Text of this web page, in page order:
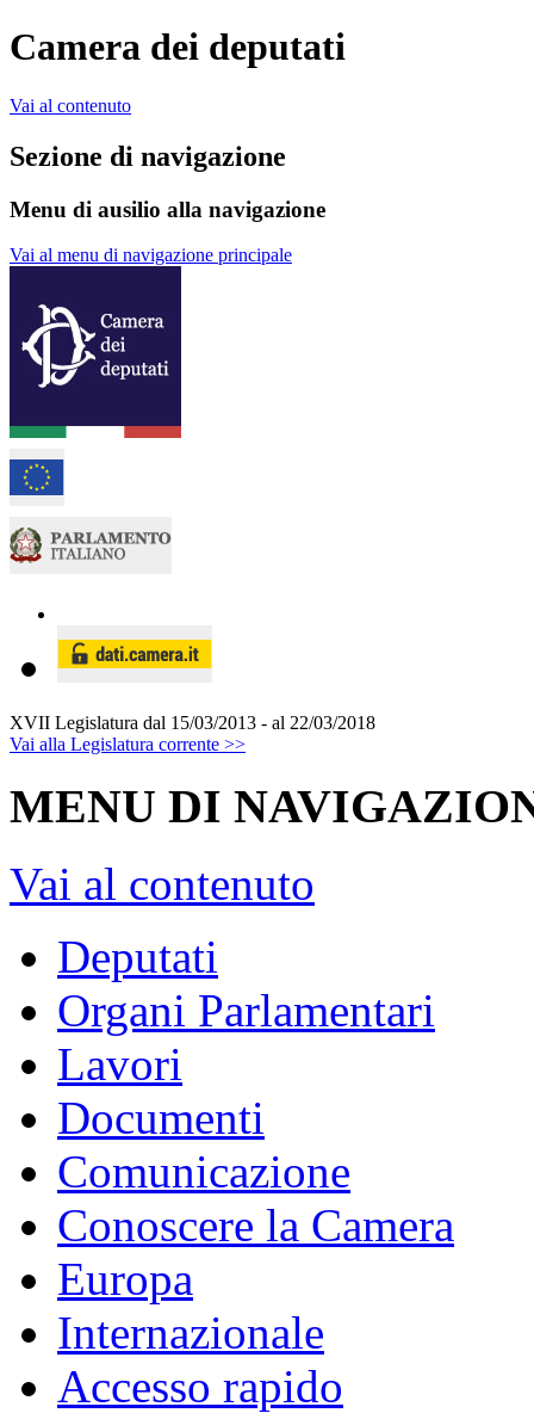
Camera dei deputati
Vai al contenuto
Sezione di navigazione
Menu di ausilio alla navigazione
Vai al menu di navigazione principale
XVII Legislatura dal 15/03/2013 - al 22/03/2018
Vai alla Legislatura corrente >>
MENU DI
Vai al contenuto
Deputati
Organi Parlamentari
Lavori
Documenti
Comunicazione
Conoscere la Camera
Europa
Internazionale
Accesso rapido